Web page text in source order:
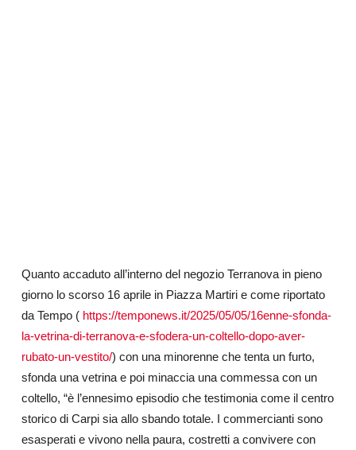
Quanto accaduto all’interno del negozio Terranova in pieno
giorno lo scorso 16 aprile in Piazza Martiri e come riportato
da Tempo ( https://temponews.it/2025/05/05/16enne-sfonda-
la-vetrina-di-terranova-e-sfodera-un-coltello-dopo-aver-
rubato-un-vestito/) con una minorenne che tenta un furto,
sfonda una vetrina e poi minaccia una commessa con un
coltello, “è l’ennesimo episodio che testimonia come il centro
storico di Carpi sia allo sbando totale. I commercianti sono
esasperati e vivono nella paura, costretti a convivere con